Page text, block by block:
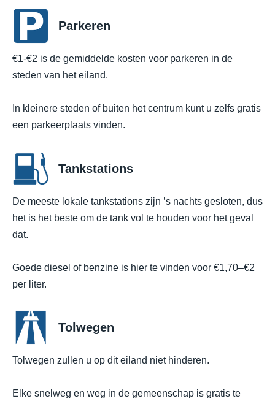
Parkeren
€1-€2 is de gemiddelde kosten voor parkeren in de
steden van het eiland.
In kleinere steden of buiten het centrum kunt u zelfs gratis
een parkeerplaats vinden.
Tankstations
De meeste lokale tankstations zijn ’s nachts gesloten, dus
het is het beste om de tank vol te houden voor het geval
dat.
Goede diesel of benzine is hier te vinden voor €1,70–€2
per liter.
Tolwegen
Tolwegen zullen u op dit eiland niet hinderen.
Elke snelweg en weg in de gemeenschap is gratis te